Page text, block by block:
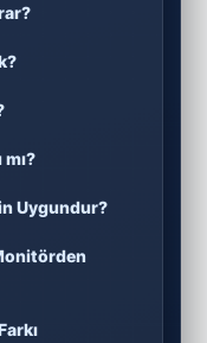
Uygundur?